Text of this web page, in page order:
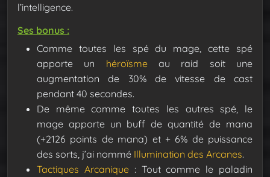
l’intelligence.
Ses bonus :
Comme toutes les spé du mage, cette spé
apporte un héroïsmeau raid soit une
augmentation de 30% de vitesse de cast
pendant 40 secondes.
De même comme toutes les autres spé, le
mage apporte un buff de quantité de mana
(+2126 points de mana) et + 6% de puissance
des sorts, j’ai nommé Illumination des Arcanes.
Tactiques Arcanique: Tout comme le paladin